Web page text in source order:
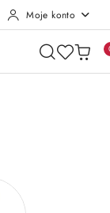
Moje konto